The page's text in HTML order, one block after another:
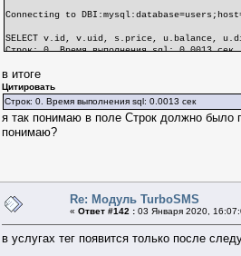
Connecting to
SELECT v.id, v.uid, s.price, u.balance,
Строк: 0. Время выполнения sql: 0.0013 сек
end
в итоге
Цитировать
Строк: 0. Время выполнения sql: 0.0013 сек
я так понимаю в поле Строк должно было
понимаю?
Re: Модуль TurboSMS
« Ответ #142 : 03 Января 2020,
в услугах тег появится только после